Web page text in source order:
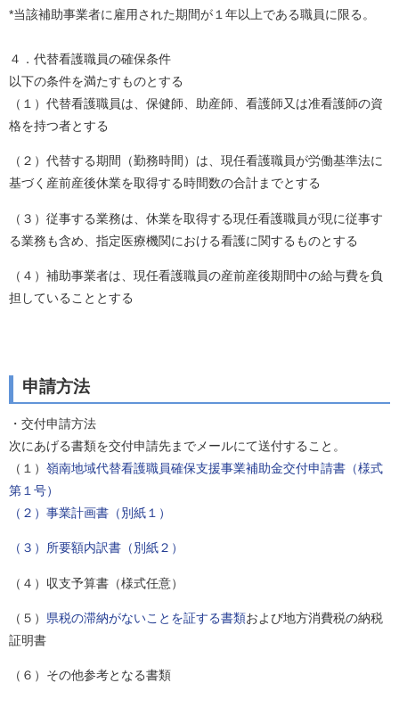
*当該補助事業者に雇用された期間が１年以上である職員に限る。
４．代替看護職員の確保条件
以下の条件を満たすものとする
（１）代替看護職員は、保健師、助産師、看護師又は准看護師の資
格を持つ者とする
（２）代替する期間（勤務時間）は、現任看護職員が労働基準法に
基づく産前産後休業を取得する時間数の合計までとする
（３）従事する業務は、休業を取得する現任看護職員が現に従事す
る業務も含め、指定医療機関における看護に関するものとする
（４）補助事業者は、現任看護職員の産前産後期間中の給与費を負
担していることとする
申請方法
・交付申請方法
次にあげる書類を交付申請先までメールにて送付すること。
（１） 嶺南地域代替看護職員確保支援事業補助金交付申請書（様式
第１号）
（２）事業計画書（別紙１）
（３）所要額内訳書（別紙２）
（４）収支予算書（様式任意）
（５） 県税の滞納がないことを証する書類および地方消費税の納税
証明書
（６）その他参考となる書類